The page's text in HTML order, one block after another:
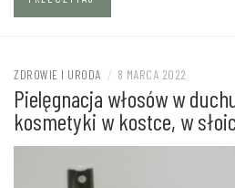
ZDROWIE I URODA / 8 MARCA 2022
Pielęgnacja włosów w
kosmetyki w kostce, w